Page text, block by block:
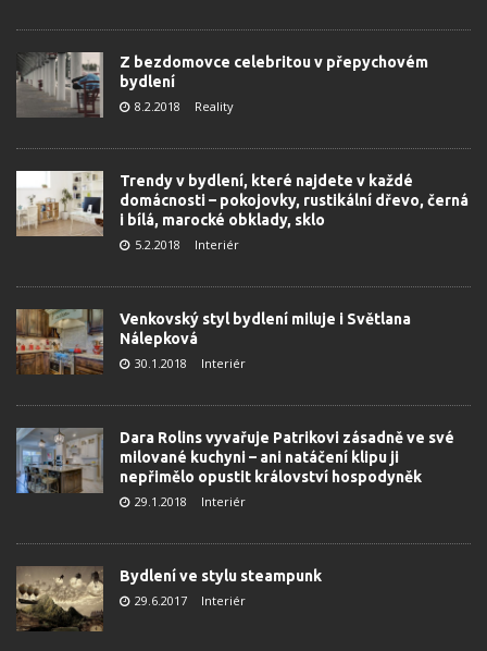
Z bezdomovce celebritou v přepychovém
bydlení
8.2.2018 Reality
Trendy v bydlení, které najdete v každé
domácnosti – pokojovky, rustikální dřevo, černá
i bílá, marocké obklady, sklo
5.2.2018 Interiér
Venkovský styl bydlení miluje i Světlana
Nálepková
30.1.2018 Interiér
Dara Rolins vyvařuje Patrikovi zásadně ve své
milované kuchyni – ani natáčení klipu ji
nepřimělo opustit království hospodyněk
29.1.2018 Interiér
Bydlení ve stylu steampunk
29.6.2017 Interiér